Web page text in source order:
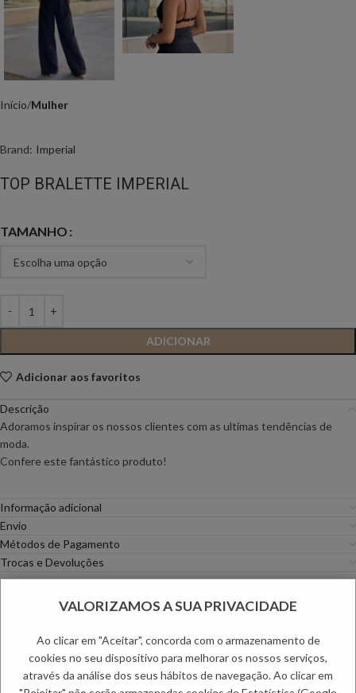
Início Mulher
Brand: Imperial
TOP BRALETTE IMPERIAL
TAMANHO
ADICIONAR
Adicionar aos favoritos
Descrição
Adoramos inspirar os nossos clientes com as ultimas tendências de
moda.
Confere este fantástico produto!
Informação adicional
Envio
Métodos de Pagamento
Trocas e Devoluções
NOVO NOVO
VALORIZAMOS A SUA PRIVACIDADE
Ao clicar em "Aceitar", concorda com o armazenamento de
cookies no seu dispositivo para melhorar os nossos serviços,
através da análise dos seus hábitos de navegação. Ao clicar em